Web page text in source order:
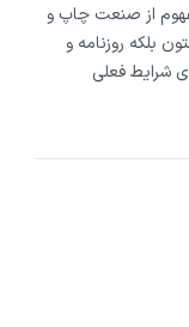
از صنعت چاپ و
بلکه روزنامه و
شرایط فعلی